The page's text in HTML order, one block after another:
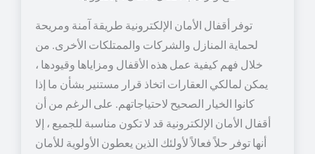
توفر أقفال الأمان الإلكترونية طريقة آمنة ومريحة
لحماية المنازل والشركات والممتلكات الأخرى. من
خلال فهم كيفية عمل هذه الأقفال ومزاياها وقيودها ،
يمكن لمالكي العقارات اتخاذ قرار مستنير بشأن ما إذا
كانوا الخيار الصحيح لاحتياجاتهم. على الرغم من أن
أقفال الأمان الإلكترونية قد لا تكون مناسبة للجميع ، إلا
أنها توفر حلاً فعالاً لأولئك الذين يعطون الأولوية للأمان